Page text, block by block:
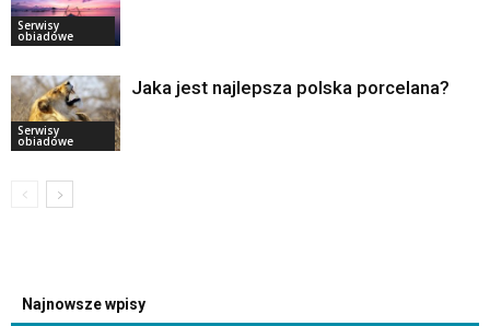
Serwisy
obiadowe
Serwisy
obiadowe
Jaka jest najlepsza polska porcelana?
Najnowsze wpisy